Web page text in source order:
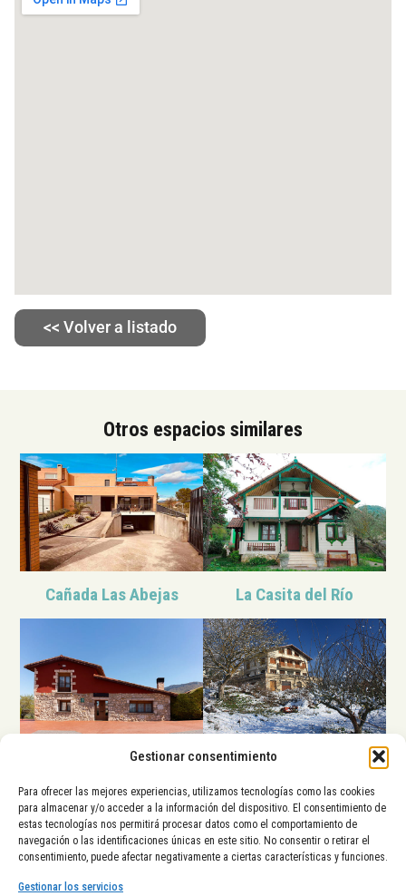
Gestionar consentimiento
Para ofrecer las mejores experiencias, utilizamos tecnologías como las cookies
para almacenar y/o acceder a la información del dispositivo. El consentimiento de
estas tecnologías nos permitirá procesar datos como el comportamiento de
navegación o las identificaciones únicas en este sitio. No consentir o retirar el
consentimiento, puede afectar negativamente a ciertas características y funciones.
Gestionar los servicios
<< Volver a listado
Otros espacios similares
Cañada Las Abejas La Casita del Río
Legaire Etxea Elai Etxea
La Diputación Foral de Álava,
el Ayuntamiento de Vitoria-
Gasteiz y el Gobierno Vasco
tienen el placer de presentarte